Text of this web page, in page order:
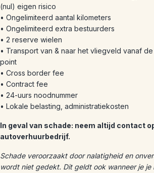
(nul) eigen risico
• Ongelimiteerd aantal kilometers
• Ongelimiteerd extra bestuurders
• 2 reserve wielen
• Transport van & naar het vliegveld vanaf
point
• Cross border fee
• Contract fee
• 24-uurs noodnummer
• Lokale belasting, administratiekosten
In geval van schade: neem altijd contact
autoverhuurbedrijf.
Schade veroorzaakt door nalatigheid en
wordt niet gedekt. Dit geldt ook wanneer je je